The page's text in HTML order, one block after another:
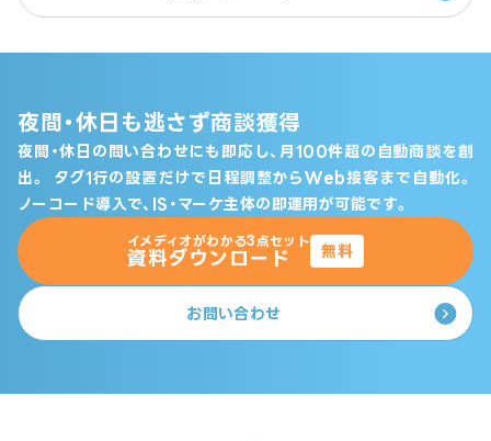
夜間・休日も逃さず商談獲得
夜間・休日の問い合わせにも即応し、月100件超の自動商談を創
出。
タグ1行の設置だけで日程調整からWeb接客まで自動化。
ノーコード導入で、IS・マーケ主体の即運用が可能です。
イメディオがわかる3点セット
資料ダウンロード 無料
お問い合わせ